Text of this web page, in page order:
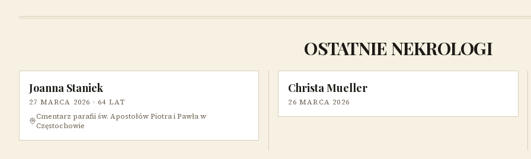
OSTATNIE NEKROLOGI
Joanna Staniek
27 MARCA 2026 · 64 LAT
Cmentarz parafii św. Apostołów Piotra i Pawła w
Częstochowie
Christa Mueller
26 MARCA 2026